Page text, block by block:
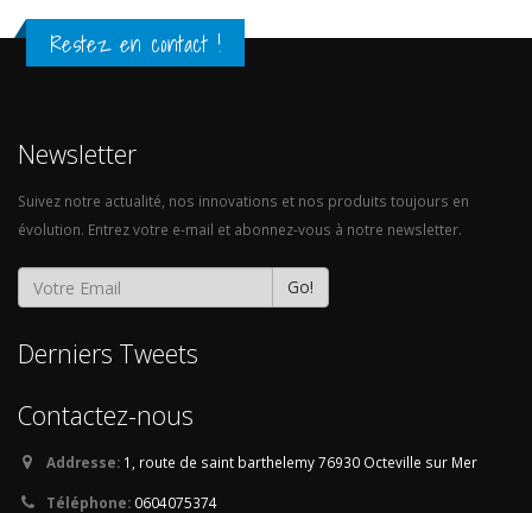
Restez en contact !
Newsletter
Suivez notre actualité, nos innovations et nos produits toujours en
évolution. Entrez votre e-mail et abonnez-vous à notre newsletter.
Go!
Derniers Tweets
Contactez-nous
Addresse: 1, route de saint barthelemy76930 Octeville sur Mer
Téléphone: 0604075374